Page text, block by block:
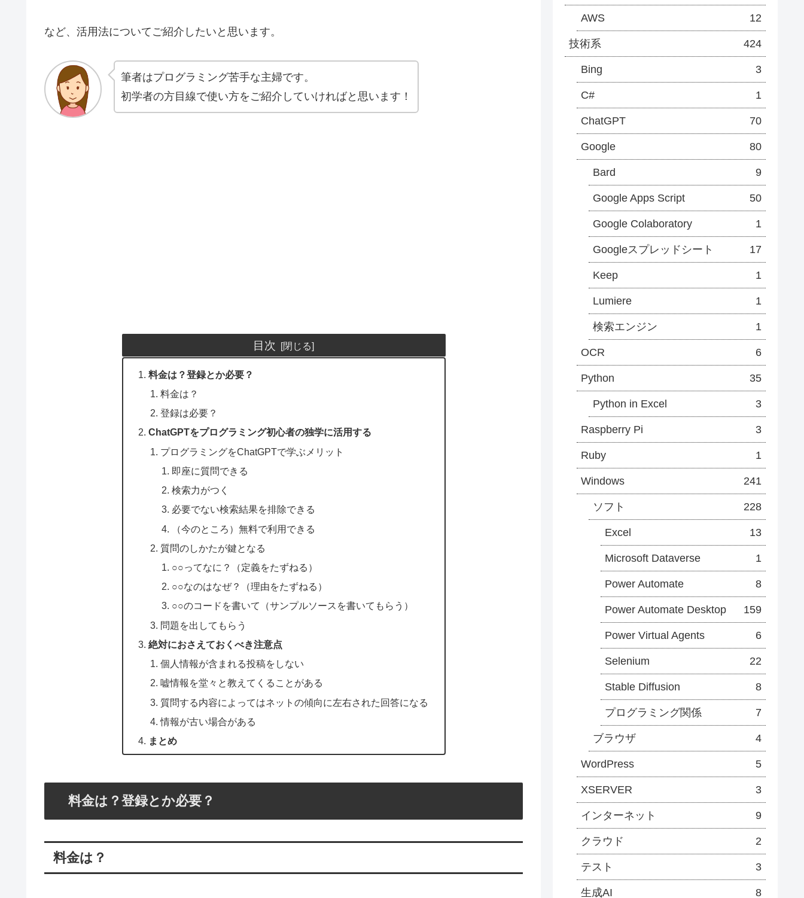
など、活用法についてご紹介したいと思います。
筆者はプログラミング苦手な主婦です。
初学者の方目線で使い方をご紹介していければと思います！
目次
料金は？登録とか必要？
料金は？
登録は必要？
ChatGPTをプログラミング初心者の独学に活用する
プログラミングをChatGPTで学ぶメリット
即座に質問できる
検索力がつく
必要でない検索結果を排除できる
（今のところ）無料で利用できる
質問のしかたが鍵となる
○○ってなに？（定義をたずねる）
○○なのはなぜ？（理由をたずねる）
○○のコードを書いて（サンプルソースを書いてもらう）
問題を出してもらう
絶対におさえておくべき注意点
個人情報が含まれる投稿をしない
嘘情報を堂々と教えてくることがある
質問する内容によってはネットの傾向に左右された回答になる
情報が古い場合がある
まとめ
料金は？登録とか必要？
料金は？
AWS 12
技術系 424
Bing 3
C# 1
ChatGPT 70
Google 80
Bard 9
Google Apps Script 50
Google Colaboratory 1
Googleスプレッドシート 17
Keep 1
Lumiere 1
検索エンジン 1
OCR 6
Python 35
Python in Excel 3
Raspberry Pi 3
Ruby 1
Windows 241
ソフト 228
Excel 13
Microsoft Dataverse 1
Power Automate 8
Power Automate Desktop 159
Power Virtual Agents 6
Selenium 22
Stable Diffusion 8
プログラミング関係 7
ブラウザ 4
WordPress 5
XSERVER 3
インターネット 9
クラウド 2
テスト 3
生成AI 8